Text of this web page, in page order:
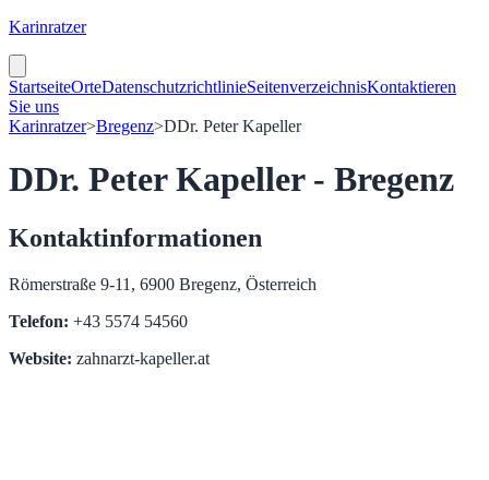
Karinratzer
StartseiteOrteDatenschutzrichtlinieSeitenverzeichnisKontaktieren
Sie uns
Karinratzer>Bregenz>DDr. Peter Kapeller
DDr. Peter Kapeller - Bregenz
Kontaktinformationen
Römerstraße 9-11, 6900 Bregenz, Österreich
Telefon: +43 5574 54560
Website: zahnarzt-kapeller.at